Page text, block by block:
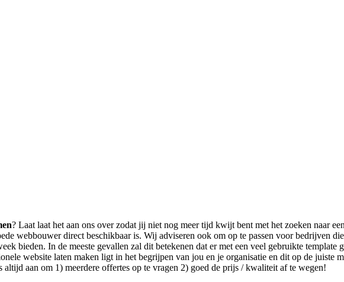
? Laat laat het aan ons over zodat jij niet nog meer tijd kwijt bent met het zoeken naar
webbouwer direct beschikbaar is. Wij adviseren ook om op te passen voor bedrijven
bieden. In de meeste gevallen zal dit betekenen dat er met een veel gebruikte template
website laten maken ligt in het begrijpen van jou en je organisatie en dit op de juiste
aan om 1) meerdere offertes op te vragen 2) goed de prijs / kwaliteit af te wegen!